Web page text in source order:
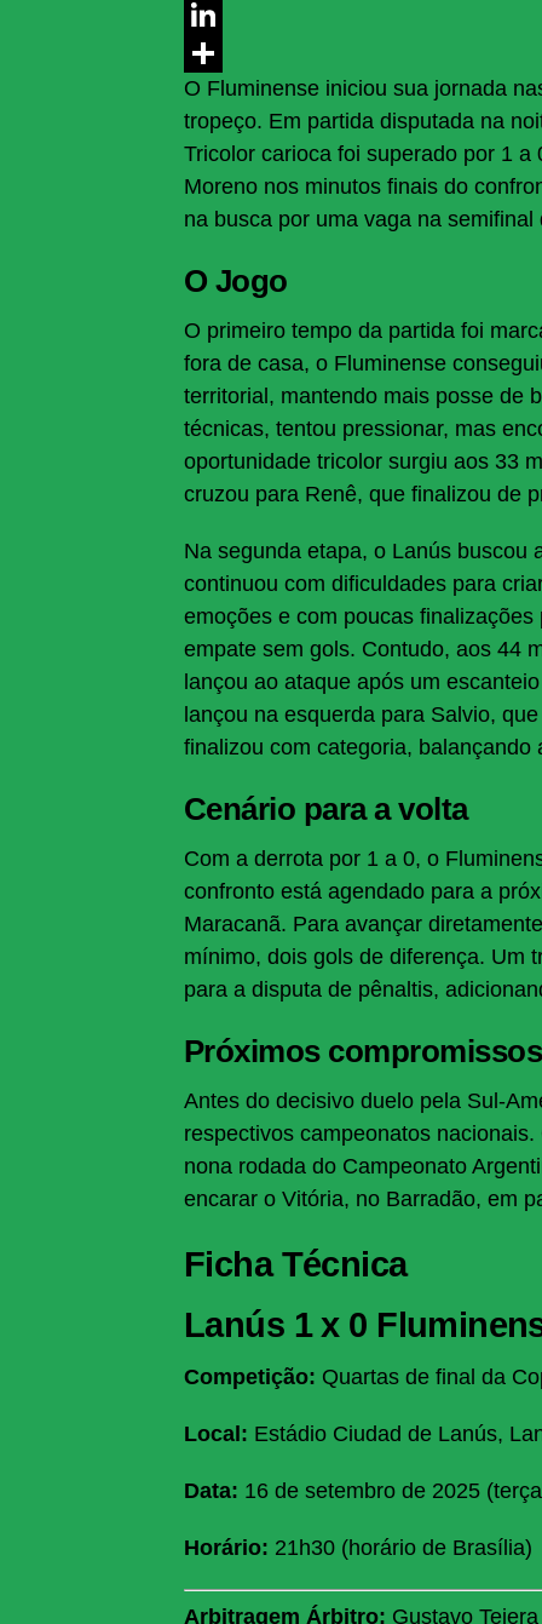
Messenger
LinkedIn
Share
O Fluminense iniciou sua jornada
tropeço. Em partida disputada na
Tricolor carioca foi superado por 1
Moreno nos minutos finais do
na busca por uma vaga na
O Jogo
O primeiro tempo da partida foi
fora de casa, o Fluminense
territorial, mantendo mais posse de
técnicas, tentou pressionar, mas
oportunidade tricolor surgiu aos 33
cruzou para Renê, que finalizou de
Na segunda etapa, o Lanús buscou
continuou com dificuldades para
emoções e com poucas
empate sem gols. Contudo, aos 44
lançou ao ataque após um
lançou na esquerda para Salvio,
finalizou com categoria,
Cenário para a volta
Com a derrota por 1 a 0, o
confronto está agendado para a
Maracanã. Para avançar
mínimo, dois gols de diferença. Um
para a disputa de pênaltis,
Próximos compromissos
Antes do decisivo duelo pela Sul-
respectivos campeonatos
nona rodada do Campeonato
encarar o Vitória, no Barradão, em
Ficha Técnica
Lanús 1 x 0
Competição: Quartas de final da
Local: Estádio Ciudad de Lanús,
Data: 16 de setembro de 2025
Horário: 21h30 (horário de Brasília)
Arbitragem Árbitro: Gustavo